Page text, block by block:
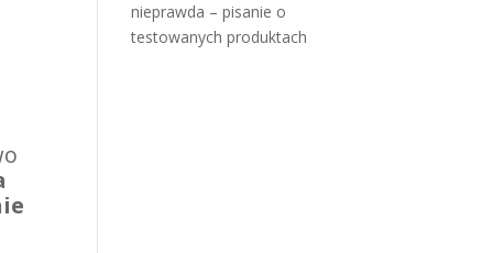
nieprawda – pisanie o
testowanych produktach